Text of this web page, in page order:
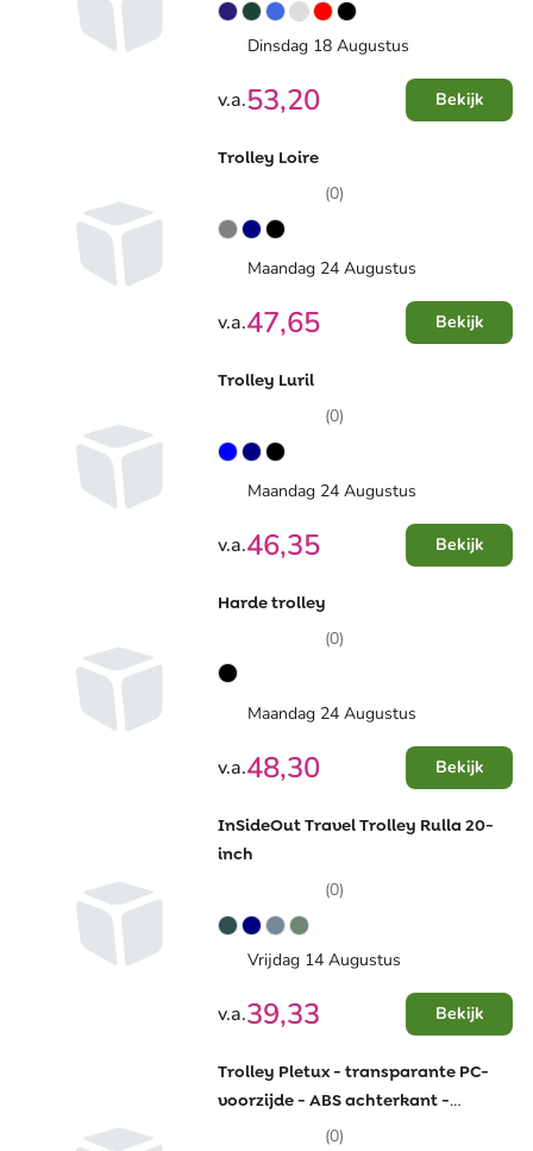
Dinsdag 18 Augustus
v.a.53,20 Bekijk
Trolley Loire
(0)
Maandag 24 Augustus
v.a.47,65 Bekijk
Trolley Luril
(0)
Maandag 24 Augustus
v.a.46,35 Bekijk
Harde trolley
(0)
Maandag 24 Augustus
v.a.48,30 Bekijk
InSideOut Travel Trolley Rulla 20-
inch
(0)
Vrijdag 14 Augustus
v.a.39,33 Bekijk
Trolley Pletux - transparante PC-
voorzijde - ABS achterkant -
combinatieslot
(0)